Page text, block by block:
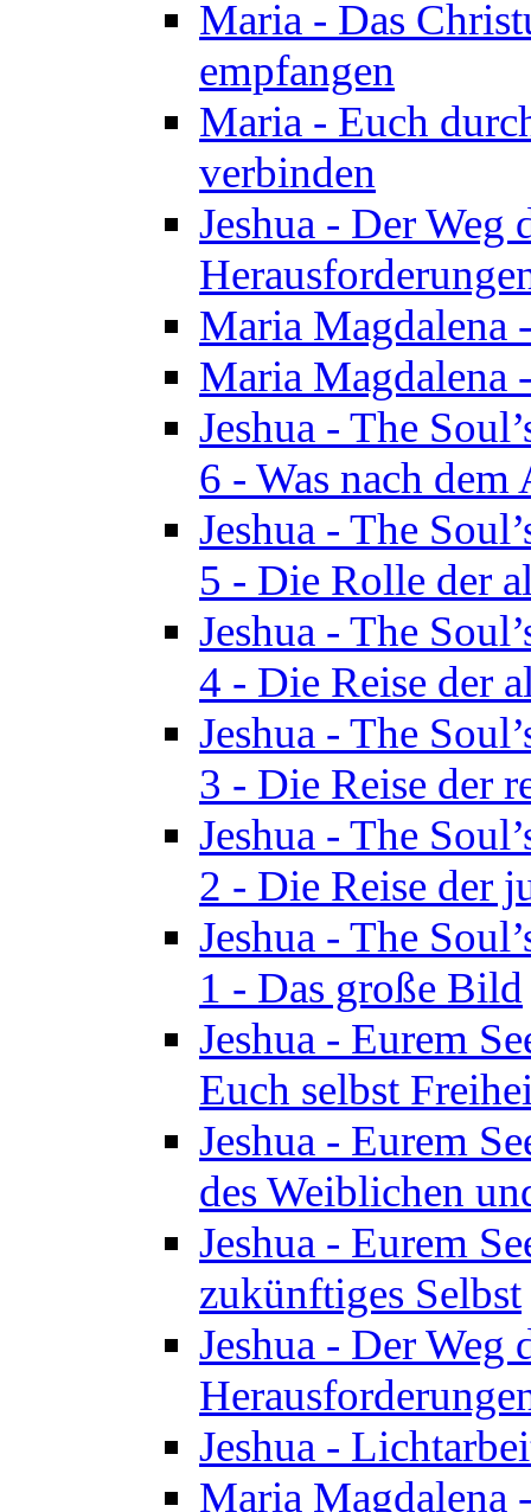
Maria - Das
empfangen
Maria - Euch
verbinden
Jeshua - Der Weg
Maria Magdalena
Maria Magdalena
Jeshua - The
6 - Was nach
Jeshua - The
5 - Die Rolle der
Jeshua - The
4 - Die Reise der
Jeshua - The
3 - Die Reise der
Jeshua - The
2 - Die Reise der
Jeshua - The
1 - Das große Bild
Jeshua - Eurem
Euch selbst
Jeshua - Eurem
des Weiblichen
Jeshua - Eurem
zukünftiges Selbst
Jeshua - Der Weg
Jeshua -
Maria Magdalena